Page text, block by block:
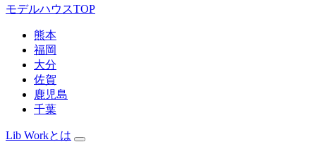
モデルハウスTOP
熊本
福岡
大分
佐賀
鹿児島
千葉
Lib Workとは